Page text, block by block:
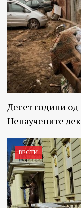
Десет години од
Ненаучените
ВЕСТИ